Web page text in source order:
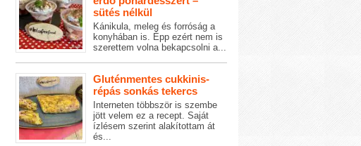
sütés nélkül
Kánikula, meleg és forróság a
konyhában is. Épp ezért nem is
szerettem volna bekapcsolni a...
Gluténmentes cukkinis-
répás sonkás tekercs
Interneten többször is szembe
jött velem ez a recept. Saját
ízlésem szerint alakítottam át
és...